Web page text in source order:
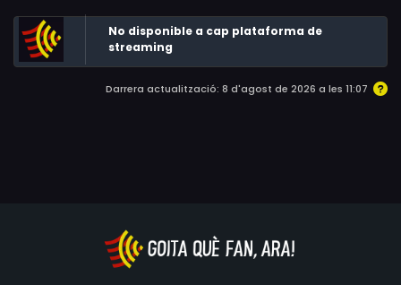
No disponible a cap plataforma de
streaming
Darrera actualització: 8 d'agost de 2026 a les 11:07